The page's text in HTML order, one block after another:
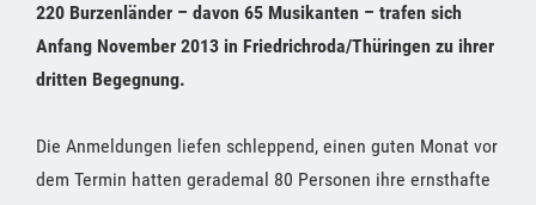
220 Burzenländer – davon 65 Musikanten – trafen sich
Anfang November 2013 in Friedrichroda/Thüringen zu ihrer
dritten Begegnung.
Die Anmeldungen liefen schleppend, einen guten Monat vor
dem Termin hatten gerademal 80 Personen ihre ernsthafte